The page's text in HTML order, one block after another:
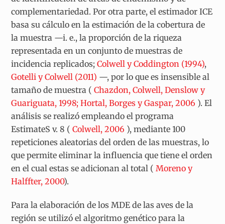
complementariedad. Por otra parte, el estimador ICE
basa su cálculo en la estimación de la cobertura de
la muestra —i. e., la proporción de la riqueza
representada en un conjunto de muestras de
incidencia replicados;Colwell y Coddington (1994),
Gotelli y Colwell (2011) —, por lo que es insensible al
tamaño de muestra (Chazdon, Colwell, Denslow y
Guariguata, 1998; Hortal, Borges y Gaspar, 2006 ). El
análisis se realizó empleando el programa
EstimateS v. 8 (Colwell, 2006 ), mediante 100
repeticiones aleatorias del orden de las muestras, lo
que permite eliminar la influencia que tiene el orden
en el cual estas se adicionan al total (Moreno y
Halffter, 2000).
Para la elaboración de los MDE de las aves de la
región se utilizó el algoritmo genético para la